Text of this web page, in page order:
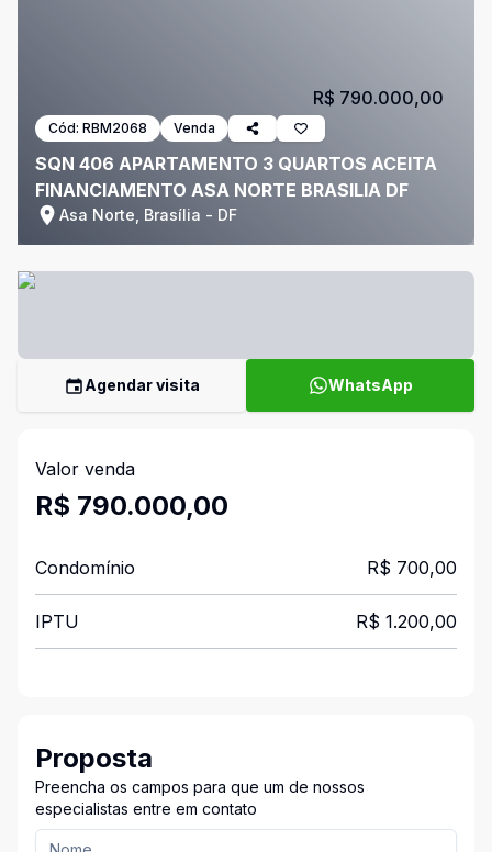
Cód: RBM2068 Venda
SQN 406 APARTAMENTO 3 QUARTOS ACEITA
FINANCIAMENTO ASA NORTE BRASILIA DF
Asa Norte, Brasília - DF
R$ 790.000,00
Agendar visita WhatsApp
Valor venda
R$ 790.000,00
Condomínio R$ 700,00
IPTU R$ 1.200,00
Proposta
Preencha os campos para que um de nossos
especialistas entre em contato